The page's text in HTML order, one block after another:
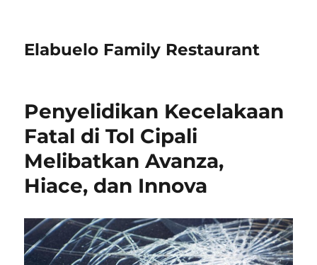
Elabuelo Family Restaurant
Penyelidikan Kecelakaan
Fatal di Tol Cipali
Melibatkan Avanza,
Hiace, dan Innova